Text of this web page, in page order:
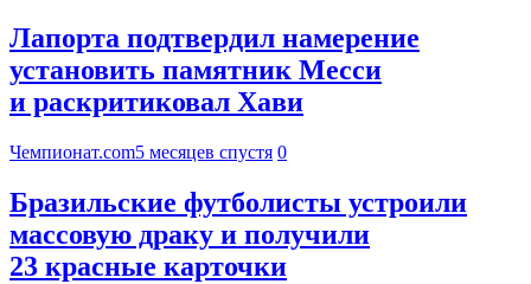
Лапорта подтвердил намерение
установить памятник Месси
и раскритиковал Хави
Чемпионат.com5 месяцев спустя 0
Бразильские футболисты устроили
массовую драку и получили
23 красные карточки